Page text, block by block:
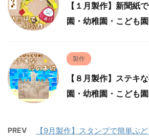
【１月製作】新聞紙
園・幼稚園・こども園
製作
【８月製作】ステキ
園・幼稚園・こども園
PREV
【9月製作】スタンプで簡単ぶ